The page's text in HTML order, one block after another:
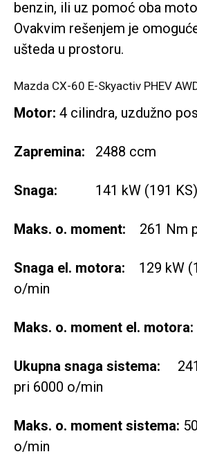
benzin, ili uz pomoć oba
Ovakvim rešenjem je
ušteda u prostoru.
Mazda CX-60 E-Skyactiv PHEV
Motor: 4 cilindra, uzdužno
Zapremina: 2488 ccm
Snaga: 141 kW (191 KS)
Maks. o. moment: 261 Nm
Snaga el. motora: 129 kW
o/min
Maks. o. moment el. motora:
Ukupna snaga sistema: 241
pri 6000 o/min
Maks. o. moment sistema:
o/min